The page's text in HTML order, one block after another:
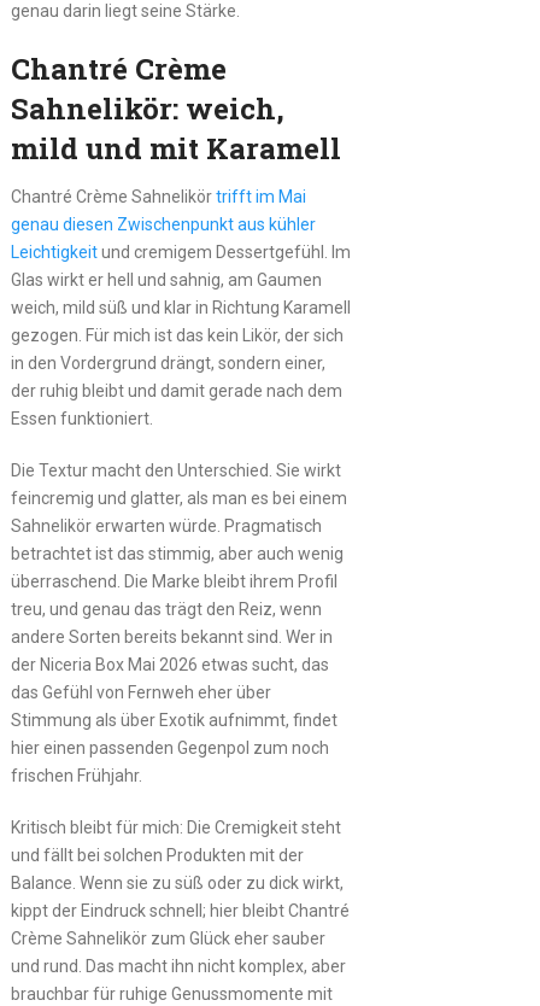
genau darin liegt seine Stärke.
Chantré Crème
Sahnelikör: weich,
mild und mit Karamell
Chantré Crème Sahnelikörtrifft im Mai
genau diesen Zwischenpunkt aus kühler
Leichtigkeitund cremigem Dessertgefühl. Im
Glas wirkt er hell und sahnig, am Gaumen
weich, mild süß und klar in Richtung Karamell
gezogen. Für mich ist das kein Likör, der sich
in den Vordergrund drängt, sondern einer,
der ruhig bleibt und damit gerade nach dem
Essen funktioniert.
Die Textur macht den Unterschied. Sie wirkt
feincremig und glatter, als man es bei einem
Sahnelikör erwarten würde. Pragmatisch
betrachtet ist das stimmig, aber auch wenig
überraschend. Die Marke bleibt ihrem Profil
treu, und genau das trägt den Reiz, wenn
andere Sorten bereits bekannt sind. Wer in
der Niceria Box Mai 2026 etwas sucht, das
das Gefühl von Fernweh eher über
Stimmung als über Exotik aufnimmt, findet
hier einen passenden Gegenpol zum noch
frischen Frühjahr.
Kritisch bleibt für mich: Die Cremigkeit steht
und fällt bei solchen Produkten mit der
Balance. Wenn sie zu süß oder zu dick wirkt,
kippt der Eindruck schnell; hier bleibt Chantré
Crème Sahnelikör zum Glück eher sauber
und rund. Das macht ihn nicht komplex, aber
brauchbar für ruhige Genussmomente mit